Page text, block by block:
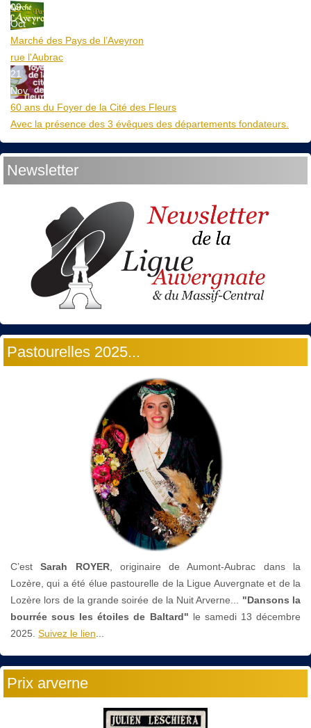
09
Oct
Marché des Pays de l’Aveyron
rue l'Aubrac
21
Nov
60 ans du Foyer de la Cité des Fleurs
Avec la présence des 3 évêques des départements fondateurs.
Newsletter
Pastourelles 2025...
C’estSarah ROYER, originaire de Aumont-Aubrac dans la
Lozère, qui a été élue pastourelle de la Ligue Auvergnate et de la
Lozère lors de la grande soirée de la Nuit Arverne... "Dansons la
bourrée sous les étoiles de Baltard" le samedi 13 décembre
2025. Suivez le lien...
Prix arverne